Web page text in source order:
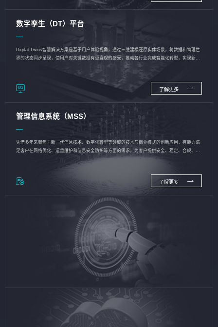
数字孪生（DT）平台
Digital Twins智慧解决方案是基于用户体验视角，通过三维建模还原实体场景，将数据和物理世
界的状态同步呈现，使用户对关键数据有更直观的感受，推动各行业完成智能化转型，实现新旧
了解更多
管理信息系统（MSS）
凭借多年来聚焦于新一代信息技术、数字化转型等领域的技术与商业模式的创新应用，有能力满
足客户在网络优化、运营维护和信息安全防护等方面的需求，为客户提供安全、稳定、合规、持
了解更多